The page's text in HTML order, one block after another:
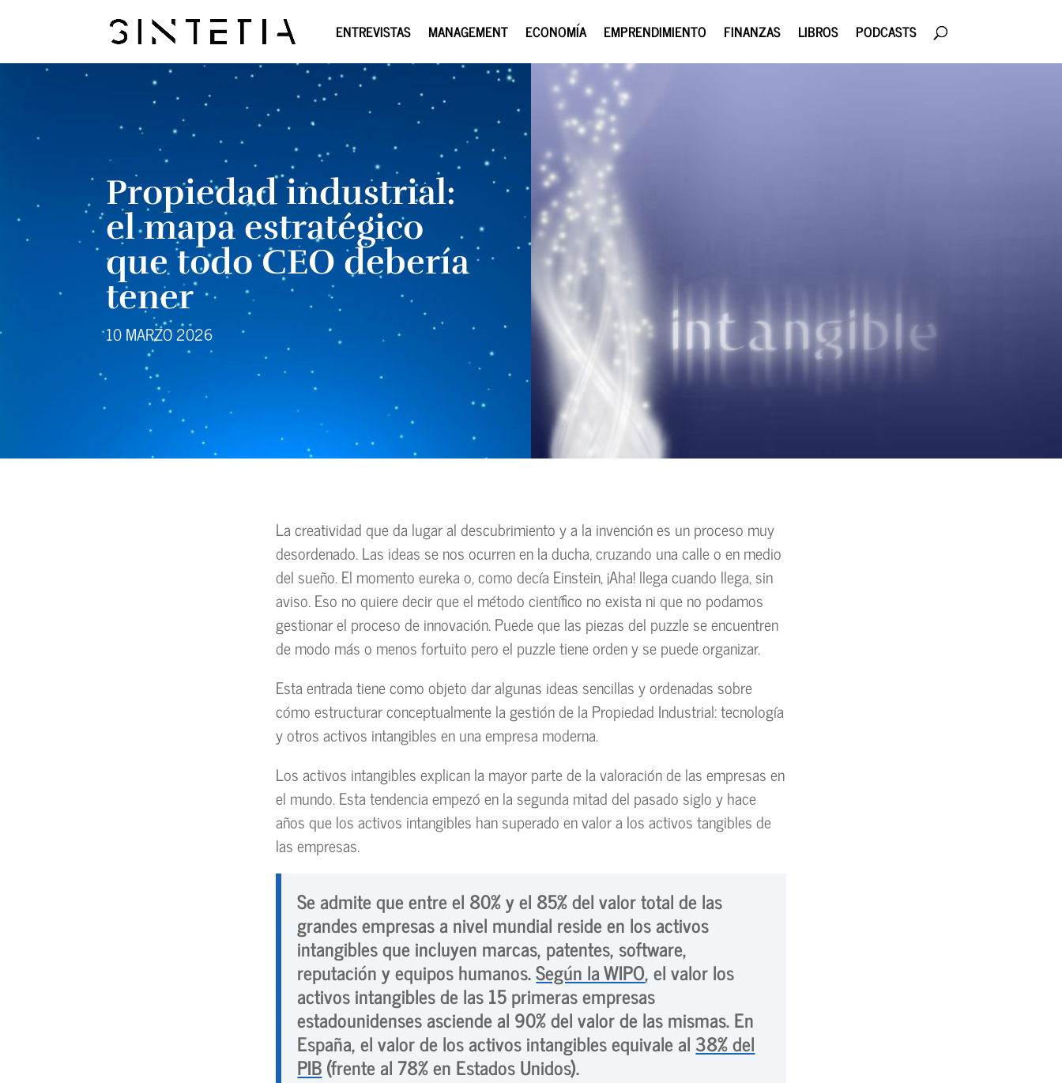
ENTREVISTAS MANAGEMENT ECONOMÍA EMPRENDIMIENTO FINANZAS LIBROS PODCASTS
Propiedad industrial:
el mapa estratégico
que todo CEO debería
tener
10 MARZO 2026
La creatividad que da lugar al descubrimiento y a la invención es un proceso muy
desordenado. Las ideas se nos ocurren en la ducha, cruzando una calle o en medio
del sueño. El momento eureka o, como decía Einstein, ¡Aha! llega cuando llega, sin
aviso. Eso no quiere decir que el método científico no exista ni que no podamos
gestionar el proceso de innovación. Puede que las piezas del puzzle se encuentren
de modo más o menos fortuito pero el puzzle tiene orden y se puede organizar.
Esta entrada tiene como objeto dar algunas ideas sencillas y ordenadas sobre
cómo estructurar conceptualmente la gestión de la Propiedad Industrial: tecnología
y otros activos intangibles en una empresa moderna.
Los activos intangibles explican la mayor parte de la valoración de las empresas en
el mundo. Esta tendencia empezó en la segunda mitad del pasado siglo y hace
años que los activos intangibles han superado en valor a los activos tangibles de
las empresas.
Se admite que entre el 80% y el 85% del valor total de las
grandes empresas a nivel mundial reside en los activos
intangibles que incluyen marcas, patentes, software,
reputación y equipos humanos.Según la WIPO, el valor los
activos intangibles de las 15 primeras empresas
estadounidenses asciende al 90% del valor de las mismas. En
España, el valor de los activos intangibles equivale al 38% del
PIB(frente al 78% en Estados Unidos).